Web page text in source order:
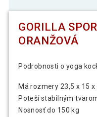
GORILLA
ORANŽOVÁ
Podrobnosti o yoga
Má rozmery 23,5 x 15 x
Poteší stabilným
Nosnosť do 150 kg